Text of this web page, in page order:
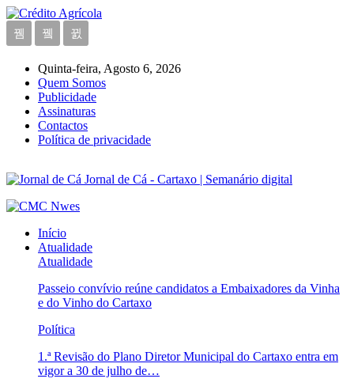
Quinta-feira, Agosto 6, 2026
Quem Somos
Publicidade
Assinaturas
Contactos
Política de privacidade
Jornal de Cá - Cartaxo | Semanário digital
Início
Atualidade
Atualidade
Passeio convívio reúne candidatos a Embaixadores da Vinha
e do Vinho do Cartaxo
Política
1.ª Revisão do Plano Diretor Municipal do Cartaxo entra em
vigor a 30 de julho de…